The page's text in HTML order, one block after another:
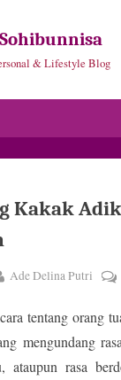
Sohibunnisa
& Lifestyle Blog
Kakak
By
Ade Delina Putri
tentang orang
mengundang
ataupun rasa